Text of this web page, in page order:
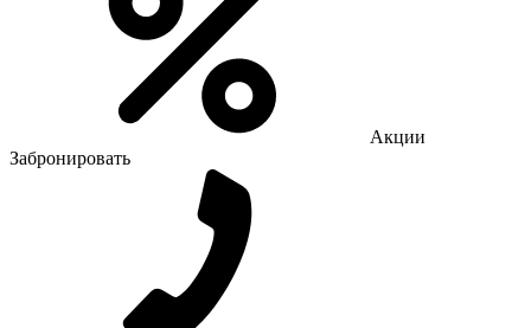
Акции
Забронировать